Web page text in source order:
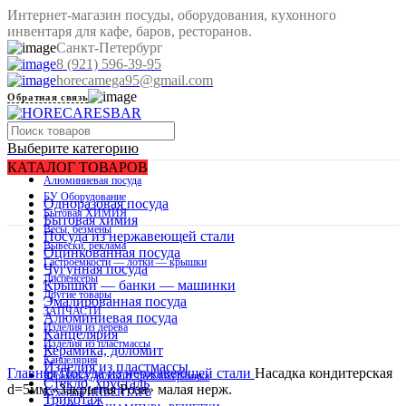
Интернет-магазин посуды, оборудования, кухонного
инвентаря для кафе, баров, ресторанов.
Санкт-Петербург
8 (921) 596-39-95
horecamega95@gmail.com
Обратная связь
Выберите категорию
Алюминиевая посуда
БУ Оборудование
Бытовая ХИМИЯ
Весы, безмены
Вывески, реклама
Гастроемкости — лотки — крышки
Диспенсеры
Другие товары
ЗАПЧАСТИ
Изделия из дерева
Изделия из пластмассы
Канцелярия
Керамика, доломит, стеклокерамика
Кухоный ИНВЕНТАРЬ
КАТАЛОГ ТОВАРОВ
Одноразовая посуда
Бытовая химия
Посуда из нержавеющей стали
Оцинкованная посуда
Чугунная посуда
Крышки — банки — машинки
Эмалированная посуда
Алюминиевая посуда
Канцелярия
Керамика, доломит
Изделия из пластмассы
Стекло, хрусталь
Трикотаж
Распродано
Нажмите, чтобы увеличить изображение
ГлавнаяПосуда из нержавеющей стали Насадка кондитерская
d=5мм «Закрытая Роза» малая нерж.